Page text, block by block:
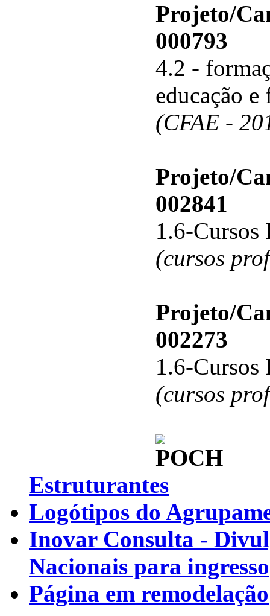
Projeto/
000793
4.2 -
educação e
(CFAE -
Projeto/
002841
1.6-Cursos
(cursos
Projeto/
002273
1.6-Cursos
(cursos
Estruturantes
Logótipos do
Inovar Consulta -
Nacionais para ingresso
Página em remodelação